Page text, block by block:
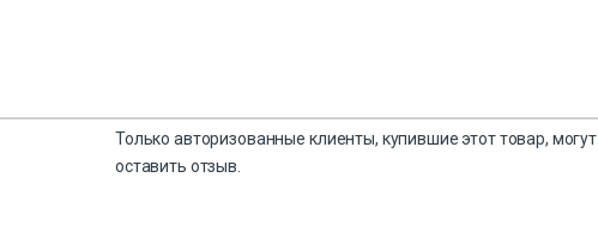
Только авторизованные клиенты, купившие этот товар, могут
оставить отзыв.